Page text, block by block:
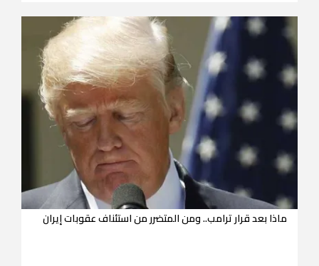
ماذا بعد قرار ترامب.. ومن المتضرر من استئناف عقوبات إيران